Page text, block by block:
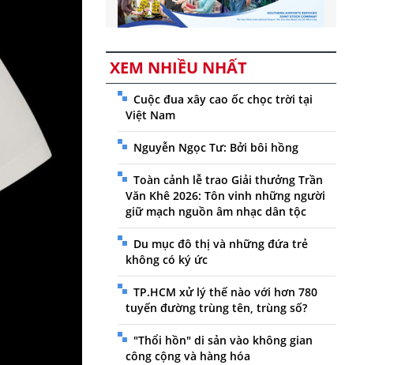
XEM NHIỀU NHẤT
Cuộc đua xây cao ốc chọc trời tại
Việt Nam
Nguyễn Ngọc Tư: Bởi bôi hồng
Toàn cảnh lễ trao Giải thưởng Trần
Văn Khê 2026: Tôn vinh những người
giữ mạch nguồn âm nhạc dân tộc
Du mục đô thị và những đứa trẻ
không có ký ức
TP.HCM xử lý thế nào với hơn 780
tuyến đường trùng tên, trùng số?
"Thổi hồn" di sản vào không gian
công cộng và hàng hóa